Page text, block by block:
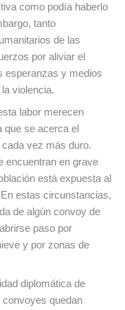
como podía haberlo
tanto
de las
por aliviar el
esperanzas y medios
violencia.
labor merecen
que se acerca el
vez más duro.
encuentran en grave
está expuesta al
estas circunstancias,
de algún convoy de
paso por
y por zonas de
diplomática de
quedan